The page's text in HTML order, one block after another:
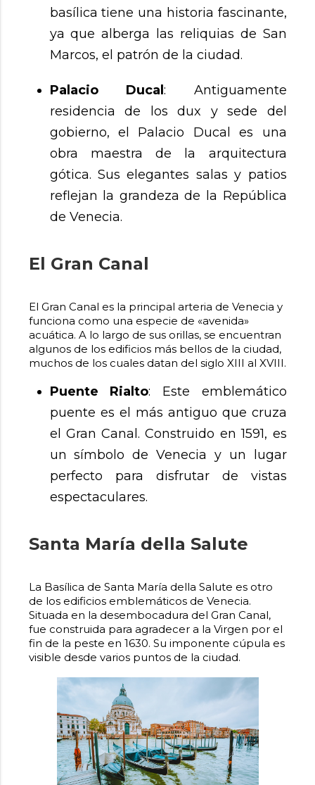
basílica tiene una historia fascinante,
ya que alberga las reliquias de San
Marcos, el patrón de la ciudad.
Palacio Ducal : Antiguamente
residencia de los dux y sede del
gobierno, el Palacio Ducal es una
obra maestra de la arquitectura
gótica. Sus elegantes salas y patios
reflejan la grandeza de la República
de Venecia.
El Gran Canal
El Gran Canal es la principal arteria de Venecia y
funciona como una especie de «avenida»
acuática. A lo largo de sus orillas, se encuentran
algunos de los edificios más bellos de la ciudad,
muchos de los cuales datan del siglo XIII al XVIII.
Puente Rialto: Este emblemático
puente es el más antiguo que cruza
el Gran Canal. Construido en 1591, es
un símbolo de Venecia y un lugar
perfecto para disfrutar de vistas
espectaculares.
Santa María della Salute
La Basílica de Santa María della Salute es otro
de los edificios emblemáticos de Venecia.
Situada en la desembocadura del Gran Canal,
fue construida para agradecer a la Virgen por el
fin de la peste en 1630. Su imponente cúpula es
visible desde varios puntos de la ciudad.